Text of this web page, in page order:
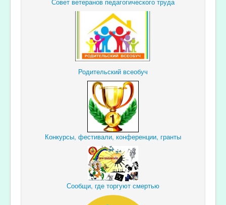
Родительский всеобуч
Конкурсы, фестивали, конференции, гранты
Сообщи, где торгуют смертью